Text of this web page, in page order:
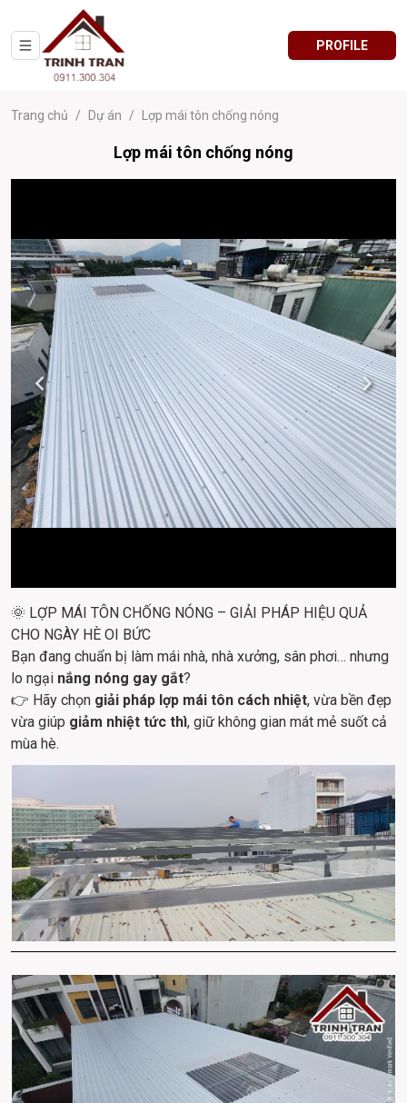
PROFILE
Trang chủ / Dự án / Lợp mái tôn chống nóng
Lợp mái tôn chống nóng
🌞 LỢP MÁI TÔN CHỐNG NÓNG – GIẢI PHÁP HIỆU QUẢ
CHO NGÀY HÈ OI BỨC
Bạn đang chuẩn bị làm mái nhà, nhà xưởng, sân phơi… nhưng
lo ngại nắng nóng gay gắt?
👉 Hãy chọn giải pháp lợp mái tôn cách nhiệt, vừa bền đẹp
vừa giúp giảm nhiệt tức thì, giữ không gian mát mẻ suốt cả
mùa hè.